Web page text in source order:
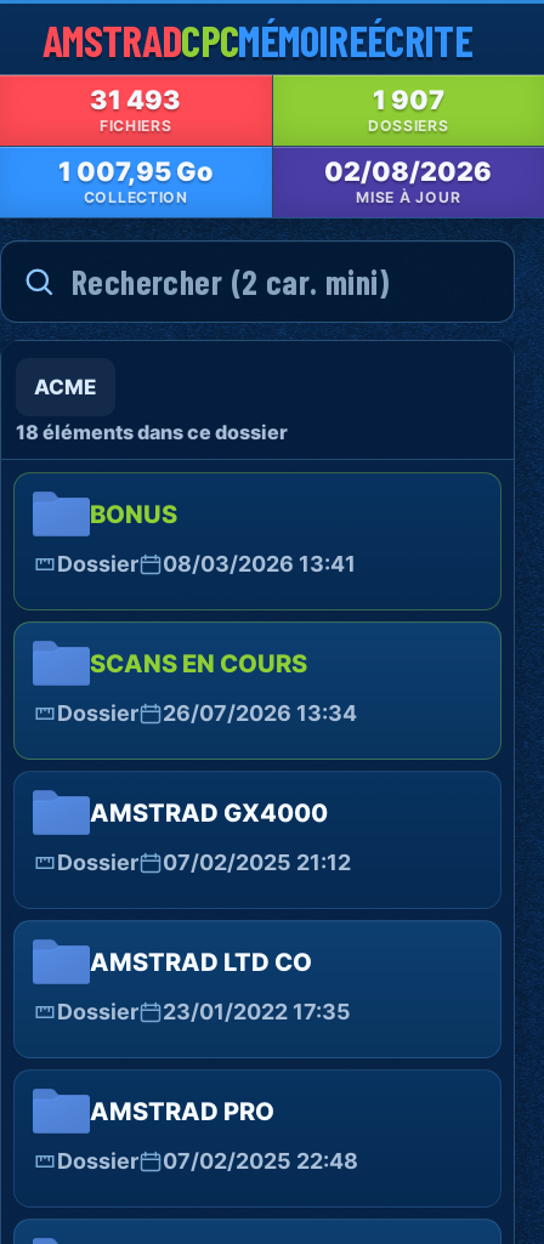
AMSTRADCPCMÉMOIREÉCRITE
31 493
FICHIERS
1 907
DOSSIERS
1 007,95 Go
COLLECTION
02/08/2026
MISE À JOUR
ACME
18 éléments dans ce dossier
BONUS
Dossier 08/03/2026 13:41
SCANS EN COURS
Dossier 26/07/2026 13:34
AMSTRAD GX4000
Dossier 07/02/2025 21:12
AMSTRAD LTD CO
Dossier 23/01/2022 17:35
AMSTRAD PRO
Dossier 07/02/2025 22:48